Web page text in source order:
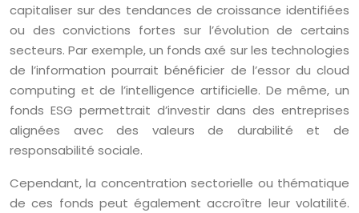
capitaliser sur des tendances de croissance identifiées
ou des convictions fortes sur l’évolution de certains
secteurs. Par exemple, un fonds axé sur les technologies
de l’information pourrait bénéficier de l’essor du cloud
computing et de l’intelligence artificielle. De même, un
fonds ESG permettrait d’investir dans des entreprises
alignées avec des valeurs de durabilité et de
responsabilité sociale.
Cependant, la concentration sectorielle ou thématique
de ces fonds peut également accroître leur volatilité.